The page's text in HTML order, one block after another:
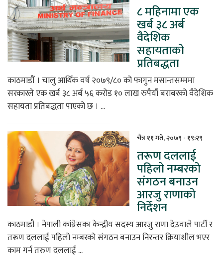
८ महिनामा एक
खर्ब ३८ अर्ब
वैदेशिक
सहायताको
प्रतिबद्धता
काठमाडौं । चालु आर्थिक वर्ष २०७९/८० को फागुन मसान्तसम्ममा
सरकारले एक खर्ब ३८ अर्ब ५६ करोड १० लाख रुपैयाँ बराबरको वैदेशिक
सहायता प्रतिबद्धता पाएको छ । ...
चैत्र ११ गते, २०७९ - १९:२९
तरूण दललाई
पहिलो नम्बरको
संगठन बनाउन
आरजु राणाको
निर्देशन
काठमाडौ । नेपाली कांग्रेसका केन्द्रीय सदस्य आरजु राणा देउवाले पार्टी र
तरूण दललाई पहिलो नम्बरको संगठन बनाउन निरन्तर क्रियाशील भएर
काम गर्न तरुण दललाई ...